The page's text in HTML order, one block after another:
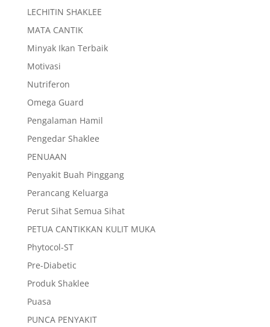
LECHITIN SHAKLEE
MATA CANTIK
Minyak Ikan Terbaik
Motivasi
Nutriferon
Omega Guard
Pengalaman Hamil
Pengedar Shaklee
PENUAAN
Penyakit Buah Pinggang
Perancang Keluarga
Perut Sihat Semua Sihat
PETUA CANTIKKAN KULIT MUKA
Phytocol-ST
Pre-Diabetic
Produk Shaklee
Puasa
PUNCA PENYAKIT